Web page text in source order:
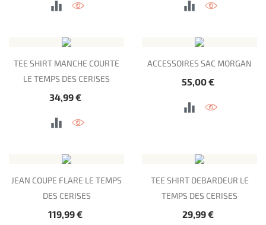
TEE SHIRT MANCHE COURTE
LE TEMPS DES CERISES
Prix
34,99 €
ACCESSOIRES SAC MORGAN
Prix
55,00 €
JEAN COUPE FLARE LE TEMPS
DES CERISES
Prix
119,99 €
TEE SHIRT DEBARDEUR LE
TEMPS DES CERISES
Prix
29,99 €